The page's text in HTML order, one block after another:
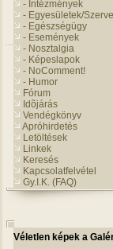
- Intézmények
- Egyesületek/
- Egészségügy
- Események
- Nosztalgia
- Képeslapok
- NoComment!
- Humor
Fórum
Idõjárás
Vendégkönyv
Apróhirdetés
Letöltések
Linkek
Keresés
Kapcsolatfelvétel
Gy.I.K. (FAQ)
Véletlen képek a